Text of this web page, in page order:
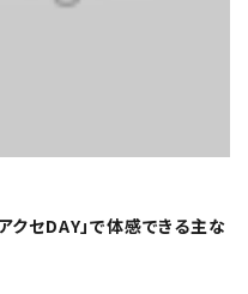
クセDAY」で体感できる主な